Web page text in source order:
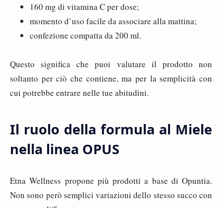
160 mg di vitamina C per dose;
momento d’uso facile da associare alla mattina;
confezione compatta da 200 ml.
Questo significa che puoi valutare il prodotto non
soltanto per ciò che contiene, ma per la semplicità con
cui potrebbe entrare nelle tue abitudini.
Il ruolo della formula al Miele
nella linea OPUS
Etna Wellness propone più prodotti a base di Opuntia.
Non sono però semplici variazioni dello stesso succo con